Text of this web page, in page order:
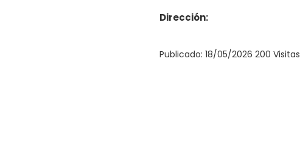
Dirección:
Publicado: 18/05/2026 200 Visitas